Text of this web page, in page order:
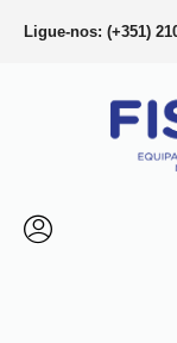
Ligue-nos: (+351)